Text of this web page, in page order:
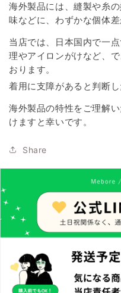
海外製品には、縫製や糸
味などに、わずかな個体
当店では、日本国内で一
理やアイロンがけなど、
おります。
着用に支障があると判断
海外製品の特性をご理解
けますと幸いです。
Share